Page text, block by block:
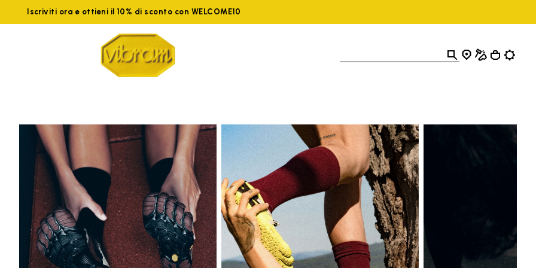
Iscriviti ora e ottieni il 10% di sconto con WELCOME10